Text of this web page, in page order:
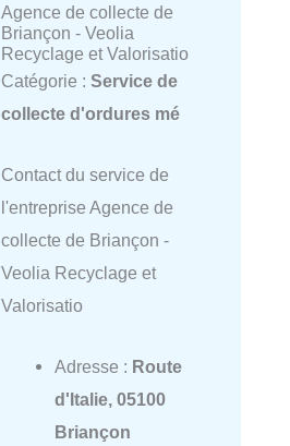
Agence de collecte de
Briançon - Veolia
Recyclage et Valorisatio
Catégorie : Service de
collecte d'ordures mé
Contact du service de
l'entreprise Agence de
collecte de Briançon -
Veolia Recyclage et
Valorisatio
Adresse : Route
d'Italie, 05100
Briançon